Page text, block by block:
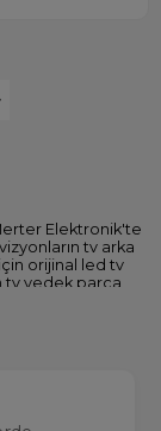
Elektronik'te
tv arka
orijinal led tv
tv yedek parça